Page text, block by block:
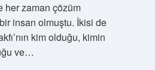
her zaman çözüm
insan olmuştu. İkisi de
kim olduğu, kimin
ve…